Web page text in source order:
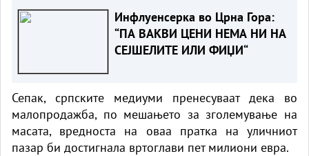
Инфлуенсерка во Црна Гора:
“ПА ВАКВИ ЦЕНИ НЕМА НИ НА
СЕЈШЕЛИТЕ ИЛИ ФИЏИ“
Сепак, српските медиуми пренесуваат дека во
малопродажба, по мешањето за зголемување на
масата, вредноста на оваа пратка на уличниот
пазар би достигнала вртоглави пет милиони евра.